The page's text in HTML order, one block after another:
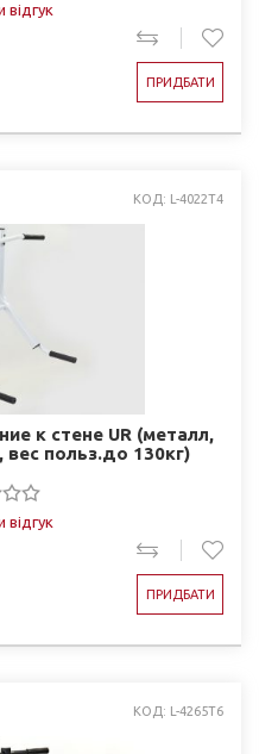
ПРИДБАТИ
КОД: L-4022T4
к стене UR (металл,
вес польз.до 130кг)
ПРИДБАТИ
КОД: L-4265T6